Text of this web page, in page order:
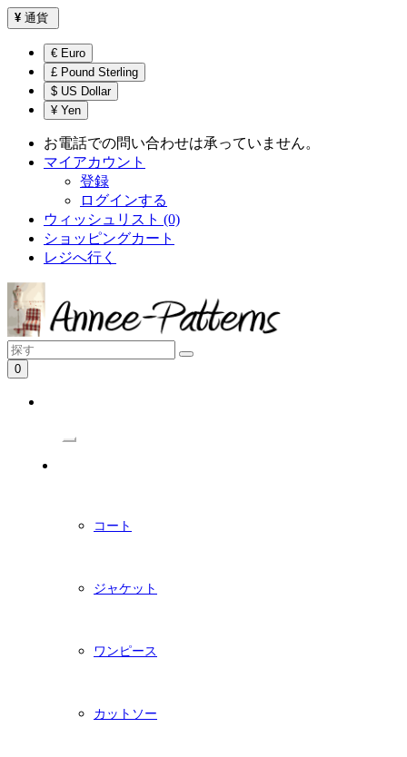
¥ 通貨
€ Euro
£ Pound Sterling
$ US Dollar
¥ Yen
お電話での問い合わせは承っていません。
マイアカウント
登録
ログインする
ウィッシュリスト (0)
ショッピングカート
レジへ行く
0
コート
ジャケット
ワンピース
カットソー